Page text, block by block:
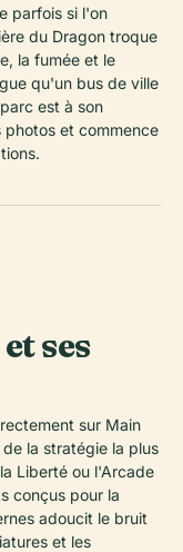
parfois si l'on
du Dragon troque
la fumée et le
qu'un bus de ville
est à son
et commence
ses
sur Main
la stratégie la plus
Liberté ou l'Arcade
conçus pour la
adoucit le bruit
et les